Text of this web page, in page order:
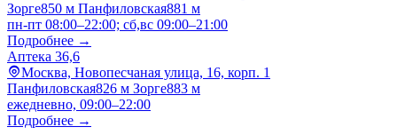
Зорге850 м Панфиловская881 м
пн-пт 08:00–22:00; сб,вс 09:00–21:00
Подробнее →
Аптека 36,6
Москва, Новопесчаная улица, 16, корп. 1
Панфиловская826 м Зорге883 м
ежедневно, 09:00–22:00
Подробнее →